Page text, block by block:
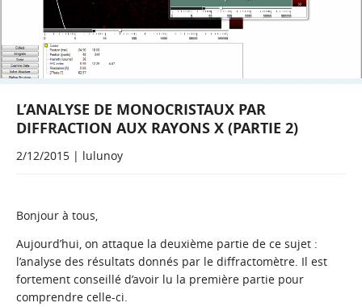
L’ANALYSE DE MONOCRISTAUX PAR
DIFFRACTION AUX RAYONS X (PARTIE 2)
2/12/2015 | lulunoy
Bonjour à tous,
Aujourd’hui, on attaque la deuxième partie de ce sujet :
l’analyse des résultats donnés par le diffractomètre. Il est
fortement conseillé d’avoir lu la première partie pour
comprendre celle-ci.